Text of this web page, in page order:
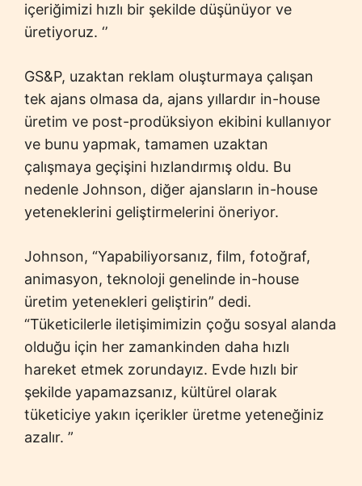
içeriğimizi hızlı bir şekilde düşünüyor ve
üretiyoruz. ‘’
GS&P, uzaktan reklam oluşturmaya çalışan
tek ajans olmasa da, ajans yıllardır in-house
üretim ve post-prodüksiyon ekibini kullanıyor
ve bunu yapmak, tamamen uzaktan
çalışmaya geçişini hızlandırmış oldu. Bu
nedenle Johnson, diğer ajansların in-house
yeteneklerini geliştirmelerini öneriyor.
Johnson, “Yapabiliyorsanız, film, fotoğraf,
animasyon, teknoloji genelinde in-house
üretim yetenekleri geliştirin” dedi.
“Tüketicilerle iletişimimizin çoğu sosyal alanda
olduğu için her zamankinden daha hızlı
hareket etmek zorundayız. Evde hızlı bir
şekilde yapamazsanız, kültürel olarak
tüketiciye yakın içerikler üretme yeteneğiniz
azalır. ”